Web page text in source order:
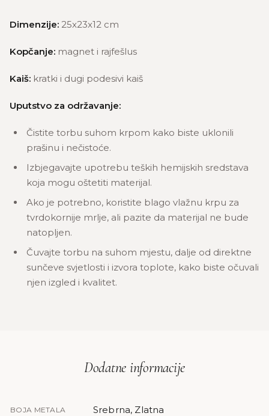
Dimenzije: 25x23x12 cm
Kopčanje: magnet i rajfešlus
Kaiš: kratki i dugi podesivi kaiš
Uputstvo za održavanje:
Čistite torbu suhom krpom kako biste uklonili
prašinu i nečistoće.
Izbjegavajte upotrebu teških hemijskih sredstava
koja mogu oštetiti materijal.
Ako je potrebno, koristite blago vlažnu krpu za
tvrdokornije mrlje, ali pazite da materijal ne bude
natopljen.
Čuvajte torbu na suhom mjestu, dalje od direktne
sunčeve svjetlosti i izvora toplote, kako biste očuvali
njen izgled i kvalitet.
Dodatne informacije
BOJA METALA Srebrna, Zlatna